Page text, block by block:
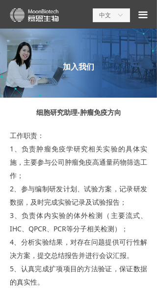
끀
ꀅ
中文
加入我们
细胞研究助理-肿瘤免疫方向
工作职责：
1、负责肿瘤免疫学研究相关实验的具体实
施，主要参与公司肿瘤免疫高通量药物筛选工
作；
2、参与编制研发计划、试验方案，记录研发
数据，及时完成实验记录及试验报告；
3、负责体内实验的体外检测（主要流式、
IHC、QPCR、PCR等分子相关检测）；
4、分析实验结果，对存在问题提供可行性解
决方案，提交总结报告并进行会议汇报。
5、认真完成扩项项目的方法验证，保证数据
的真实性。